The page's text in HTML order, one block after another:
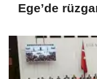
Ege’de